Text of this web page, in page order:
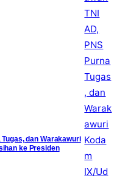
dan Warakawuri
ke Presiden